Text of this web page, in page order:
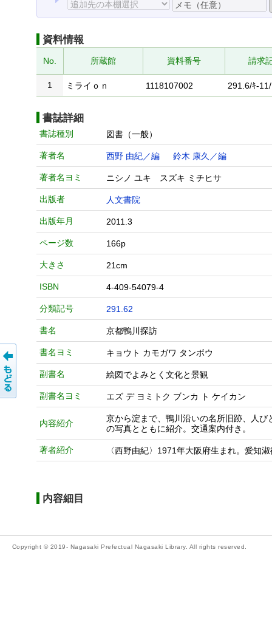
資料情報
No. 所蔵館 資料番号 請求
1 ミライｏｎ 1118107002 291.6/ｷ-11/
書誌詳細
書誌種別 図書（一般）
著者名 西野 由紀／編 鈴木 康久／編
著者名ヨミ ニシノ ユキ スズキ ミチヒサ
出版者 人文書院
出版年月 2011.3
ページ数 166p
大きさ 21cm
ISBN 4-409-54079-4
分類記号 291.62
書名 京都鴨川探訪
書名ヨミ キョウト カモガワ タンボウ
副書名 絵図でよみとく文化と景観
副書名ヨミ エズ デ ヨミトク ブンカ ト ケイカン
内容紹介
京から淀まで、鴨川沿いの名所旧跡、人
の写真とともに紹介。交通案内付き。
著者紹介 〈西野由紀〉1971年大阪府生まれ。愛知
内容細目
Copyright © 2019- Nagasaki Prefectual Nagasaki Library. All rights reserved.